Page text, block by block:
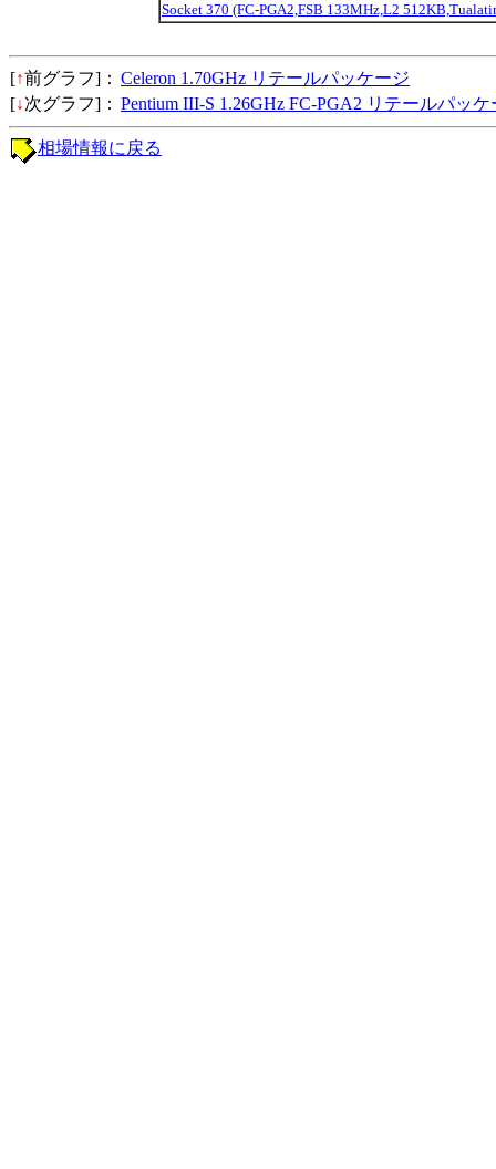
Socket 370 (FC-PGA2,FSB 133MHz,L2
[↑前グラフ]： Celeron 1.70GHz リテールパッケージ
[↓次グラフ]： Pentium III-S 1.26GHz FC-PGA2 リテールパッケ
相場情報に戻る